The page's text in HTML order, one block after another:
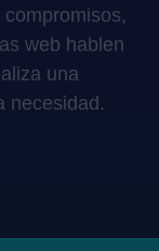
web hablen
una
necesidad.